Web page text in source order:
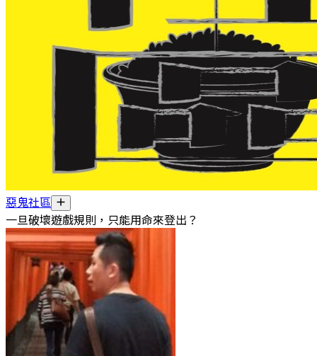
惡鬼社區
一旦破壞遊戲規則，只能用命來登出？